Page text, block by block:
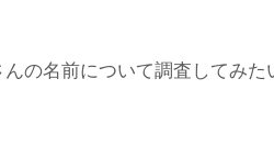
の名前について調査してみた